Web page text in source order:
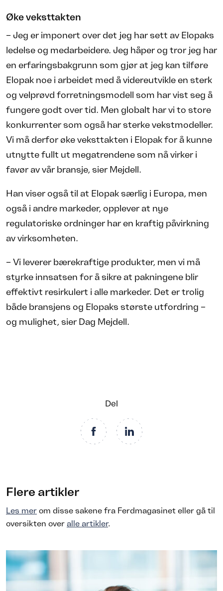
Øke veksttakten
– Jeg er imponert over det jeg har sett av Elopaks
ledelse og medarbeidere. Jeg håper og tror jeg har
en erfaringsbakgrunn som gjør at jeg kan tilføre
Elopak noe i arbeidet med å videreutvikle en sterk
og velprøvd forretningsmodell som har vist seg å
fungere godt over tid. Men globalt har vi to store
konkurrenter som også har sterke vekstmodeller.
Vi må derfor øke veksttakten i Elopak for å kunne
utnytte fullt ut megatrendene som nå virker i
favør av vår bransje, sier Mejdell.
Han viser også til at Elopak særlig i Europa, men
også i andre markeder, opplever at nye
regulatoriske ordninger har en kraftig påvirkning
av virksomheten.
– Vi leverer bærekraftige produkter, men vi må
styrke innsatsen for å sikre at pakningene blir
effektivt resirkulert i alle markeder. Det er trolig
både bransjens og Elopaks største utfordring –
og mulighet, sier Dag Mejdell.
Del
Flere artikler
Les mer om disse sakene fra Ferdmagasinet eller gå til
oversikten over alle artikler.